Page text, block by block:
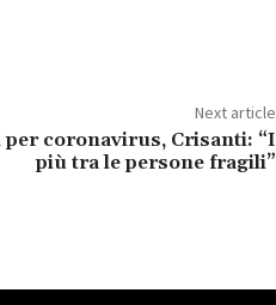
Next article
coronavirus, Crisanti: “I
più tra le persone fragili”